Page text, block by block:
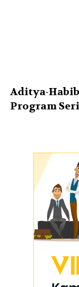
Aditya-
Program